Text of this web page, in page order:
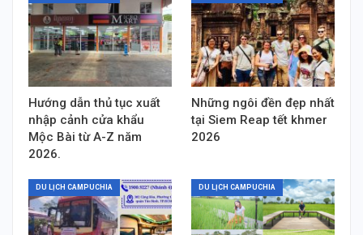
Hướng dẫn thủ tục xuất
nhập cảnh cửa khẩu
Mộc Bài từ A-Z năm
2026.
Những ngôi đền đẹp nhất
tại Siem Reap tết khmer
2026
DU LỊCH CAMPUCHIA DU LỊCH CAMPUCHIA